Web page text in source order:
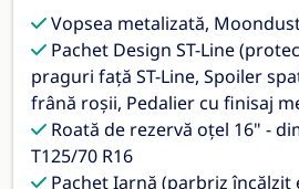
Vopsea metalizată,
Pachet Design ST-Line
praguri față ST-Line, Spoiler
frână roșii, Pedalier cu finisaj
Roată de rezervă oțel 16" -
T125/70 R16
Pachet Iarnă (parbriz încălzit